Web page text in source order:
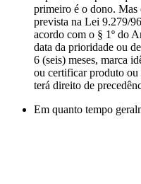
primeiro é o dono. Mas
prevista na Lei 9.279/
acordo com o § 1º do
data da prioridade ou
6 (seis) meses, marca
ou certificar produto ou
terá direito de
Em quanto tempo